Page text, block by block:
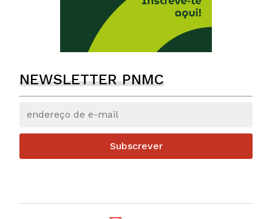
NEWSLETTER PNMC
Subscrever